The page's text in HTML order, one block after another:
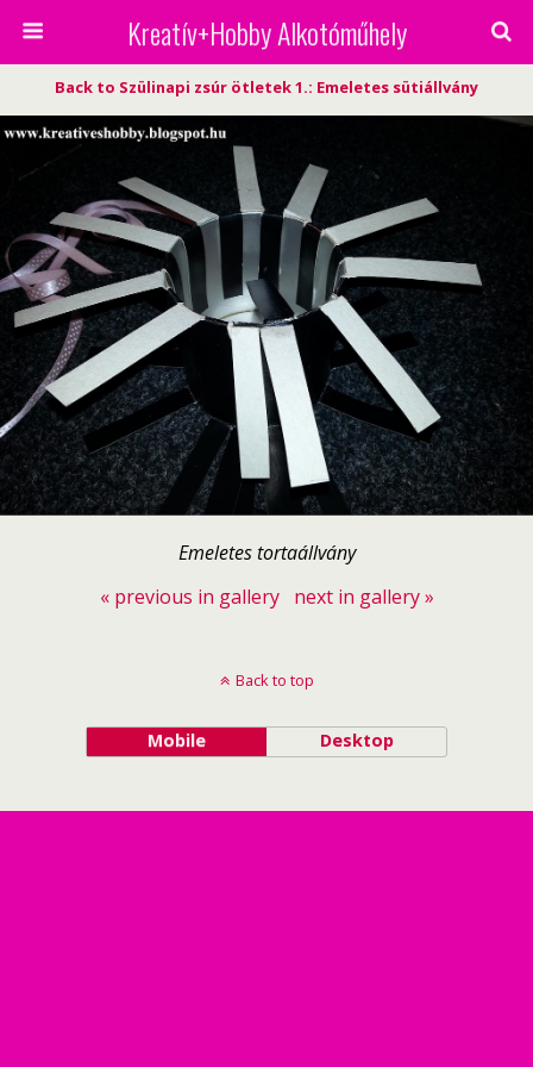
Kreatív+Hobby Alkotóműhely
Back to Szülinapi zsúr ötletek 1.: Emeletes sütiállvány
Emeletes tortaállvány
« previous in gallery
next in gallery »
Back to top
Mobile Desktop